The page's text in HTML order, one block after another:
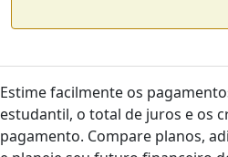
Estime facilmente os
estudantil, o total de juros e os
pagamento. Compare planos,